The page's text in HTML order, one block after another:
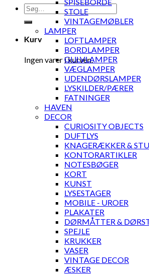
Søg
efter:
Kurv
Ingen varer i kurven.
STOLE
VINTAGEMØBLER
LAMPER
LOFTLAMPER
BORDLAMPER
GULVLAMPER
VÆGLAMPER
UDENDØRSLAMPER
LYSKILDER/PÆRER
FATNINGER
HAVEN
DECOR
CURIOSITY OBJECTS
DUFTLYS
KNAGERÆKKER &
KONTORARTIKLER
NOTESBØGER
KORT
KUNST
LYSESTAGER
MOBILE - UROER
PLAKATER
DØRMÅTTER &
SPEJLE
KRUKKER
VASER
VINTAGE DECOR
ÆSKER